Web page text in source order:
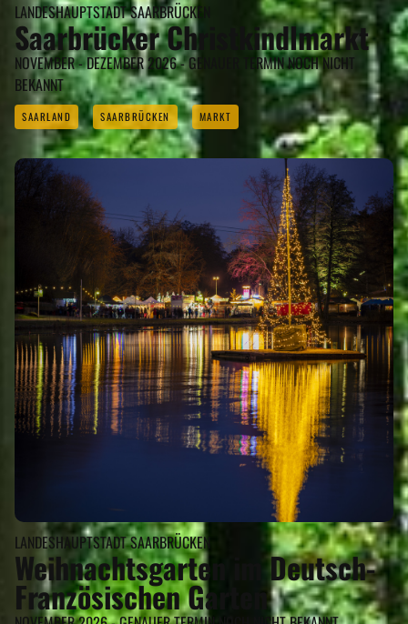
LANDESHAUPTSTADT SAARBRÜCKEN
Saarbrücker Christkindlmarkt
NOVEMBER - DEZEMBER 2026 - GENAUER TERMIN NOCH NICHT
BEKANNT
SAARLAND SAARBRÜCKEN MARKT
LANDESHAUPTSTADT SAARBRÜCKEN
Weihnachtsgarten im Deutsch-
Französischen Garten